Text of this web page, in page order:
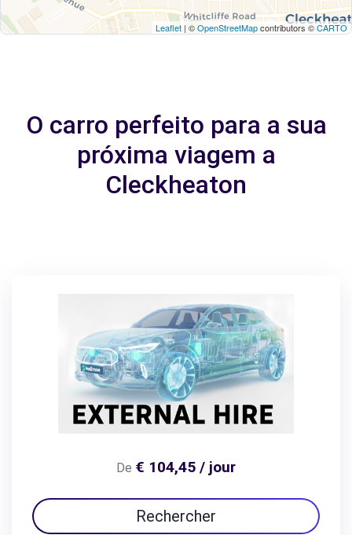
Leaflet | ©OpenStreetMapcontributors ©CARTO
O carro perfeito para a sua
próxima viagem a
Cleckheaton
De € 104,45 / jour
Rechercher